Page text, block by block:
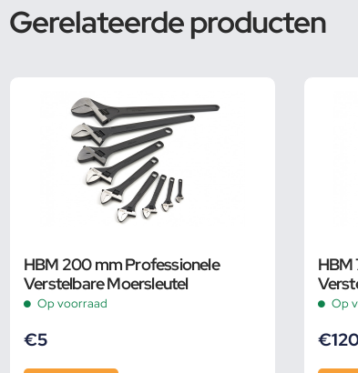
Gerelateerde producten
HBM 200 mm Professionele
Verstelbare Moersleutel
Op voorraad
€5
HBM
Op
€